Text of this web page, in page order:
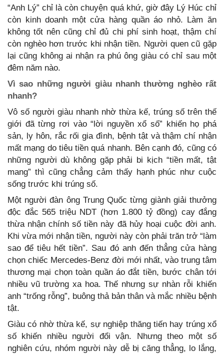
“Anh Lý” chỉ là còn chuyện quá khứ, giờ đây Lý Húc chỉ
còn kinh doanh một cửa hàng quần áo nhỏ. Làm ăn
không tốt nên cũng chỉ đủ chi phí sinh hoạt, thậm chí
còn nghèo hơn trước khi nhận tiền. Người quen cũ gặp
lại cũng không ai nhận ra phú ông giàu có chỉ sau một
đêm năm nào.
Vì sao những người giàu nhanh thường nghèo rất
nhanh?
Vô số người giàu nhanh nhờ thừa kế, trúng số trên thế
giới đã từng rơi vào “lời nguyền xổ số” khiến họ phá
sản, ly hôn, rắc rối gia đình, bệnh tật và thậm chí nhận
mất mạng do tiêu tiền quá nhanh. Bên cạnh đó, cũng có
những người dù không gặp phải bi kịch “tiền mất, tật
mang” thì cũng chẳng cảm thấy hạnh phúc như cuộc
sống trước khi trúng số.
Một người đàn ông Trung Quốc từng giành giải thưởng
độc đắc 565 triệu NDT (hơn 1.800 tỷ đồng) cay đắng
thừa nhận chính số tiền này đã hủy hoại cuộc đời anh.
Khi vừa mới nhận tiền, người này còn phải trăn trở “làm
sao để tiêu hết tiền”. Sau đó anh đến thẳng cửa hàng
chọn chiếc Mercedes-Benz đời mới nhất, vào trung tâm
thương mại chọn toàn quần áo đắt tiền, bước chân tới
nhiều vũ trường xa hoa. Thế nhưng sự nhàn rỗi khiến
anh “trống rỗng”, buông thả bản thân và mắc nhiều bệnh
tật.
Giàu có nhờ thừa kế, sự nghiệp thăng tiến hay trúng xổ
số khiến nhiều người đổi vận. Nhưng theo một số
nghiên cứu, nhóm người này dễ bị căng thẳng, lo lắng,